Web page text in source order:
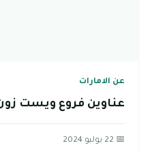
عن الامارات
عناوين فروع ويست
📅 22 يوليو 2024